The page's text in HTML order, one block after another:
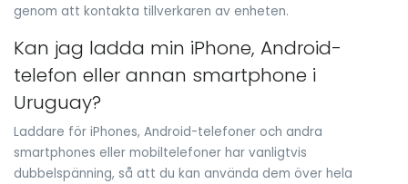
genom att kontakta tillverkaren av enheten.
Kan jag ladda min iPhone, Android-
telefon eller annan smartphone i
Uruguay?
Laddare för iPhones, Android-telefoner och andra
smartphones eller mobiltelefoner har vanligtvis
dubbelspänning, så att du kan använda dem över hela